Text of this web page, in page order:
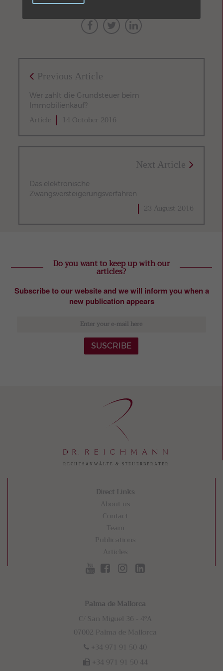
Previous Article
Wer zahlt die Grundsteuer beim
Immobilienkauf?
Article 14 October 2016
Next Article
Das elektronische
Zwangsversteigerungsverfahren
23 August 2016
Do you want to keep up with our
articles?
Subscribe to our website and we will inform you when a
new publication appears
SUSCRIBE
Direct Links
About us
Contact
Team
Publications
Articles
Palma de Mallorca
C/ San Miguel 36 - 4ºA
07002 Palma de Mallorca
+34 971 91 50 40
+34 971 91 50 44